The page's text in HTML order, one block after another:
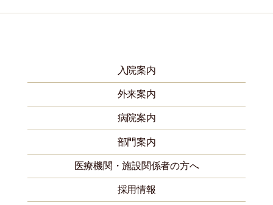
入院案内
外来案内
病院案内
部門案内
医療機関・施設関係者の方へ
採用情報